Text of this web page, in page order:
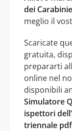
dei
meglio il
Scaricate
gratuita,
prepararti
online nel
disponibili
Simulatore
ispettori
triennale pdf